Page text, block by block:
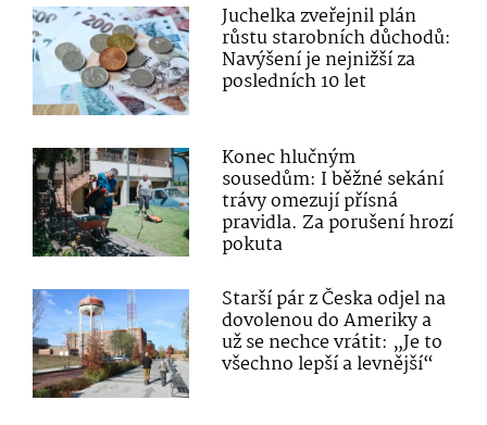
Juchelka zveřejnil plán
růstu starobních důchodů:
Navýšení je nejnižší za
posledních 10 let
Konec hlučným
sousedům: I běžné sekání
trávy omezují přísná
pravidla. Za porušení hrozí
pokuta
Starší pár z Česka odjel na
dovolenou do Ameriky a
už se nechce vrátit: „Je to
všechno lepší a levnější“